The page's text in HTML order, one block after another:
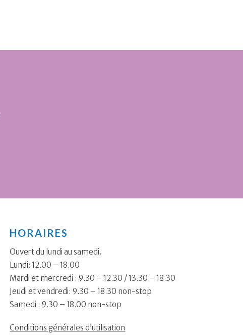
HORAIRES
Ouvert du lundi au samedi.
Lundi: 12.00 – 18.00
Mardi et mercredi : 9.30 – 12.30 / 13.30 – 18.30
Jeudi et vendredi: 9.30 – 18.30 non-stop
Samedi : 9.30 – 18.00 non-stop
Conditions générales d’utilisation